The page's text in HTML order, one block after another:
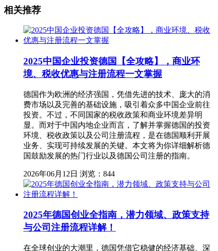
相关推荐
2025中国企业投资德国【全攻略】，商业环
境、税收优惠与注册流程一文掌握
德国作为欧洲的经济强国，凭借先进的技术、庞大的消
费市场以及完善的基础设施，吸引着众多中国企业前往
投资。不过，不同国家的税收政策和商业环境差异明
显。而对于中国内地企业而言，了解并掌握德国的投资
环境、税收政策以及公司注册流程，是在德国顺利开展
业务、实现可持续发展的关键。本文将为你详细解析德
国鼓励发展的热门行业以及德国公司注册的指南。
2026年06月12日 浏览：844
2025年德国创业全指南，潜力领域、政策支持
与公司注册流程详解！
在全球创业的大潮里，德国凭借它稳健的经济基础、深